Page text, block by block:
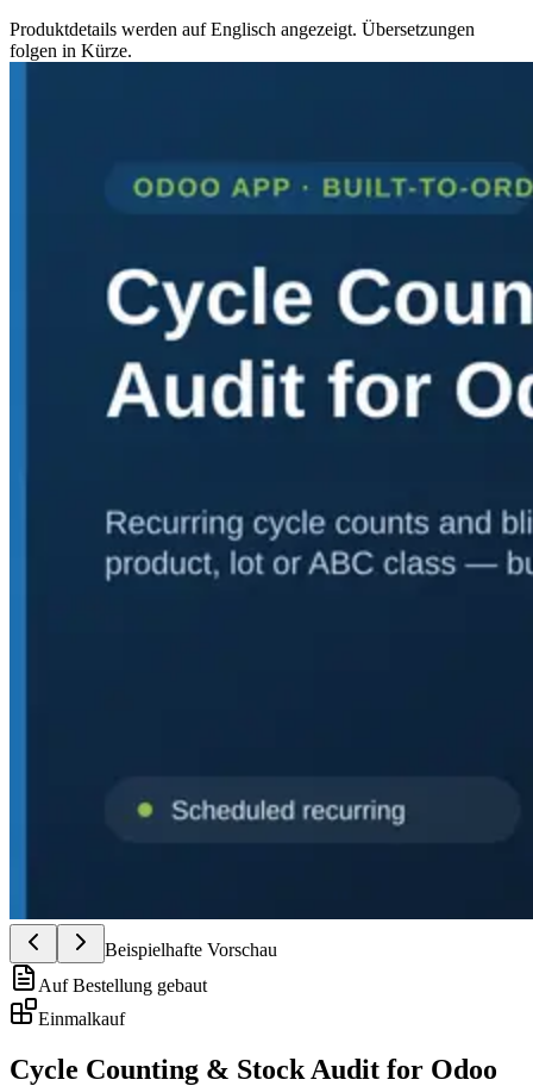
Produktdetails werden auf Englisch angezeigt. Übersetzungen
folgen in Kürze.
Beispielhafte Vorschau
Auf Bestellung gebaut
Einmalkauf
Cycle Counting & Stock Audit for Odoo